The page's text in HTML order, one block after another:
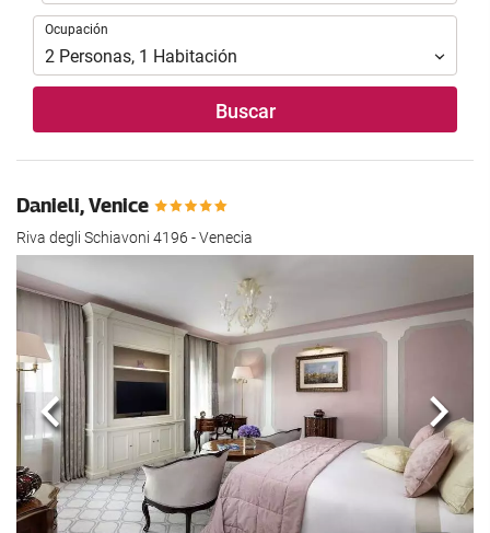
Ocupación
Ocupación
2 Personas, 1 Habitación
Buscar
Danieli, Venice
Riva degli Schiavoni 4196 - Venecia
Anterior